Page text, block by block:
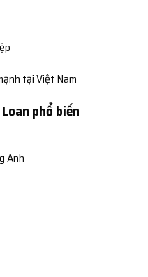
tại Việt Nam
phổ biến
Anh